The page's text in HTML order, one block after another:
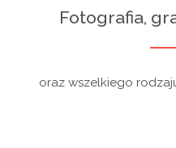
Fotografia,
oraz wszelkiego